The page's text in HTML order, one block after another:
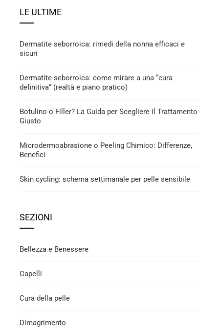
LE ULTIME
Dermatite seborroica: rimedi della nonna efficaci e
sicuri
Dermatite seborroica: come mirare a una “cura
definitiva” (realtà e piano pratico)
Botulino o Filler? La Guida per Scegliere il Trattamento
Giusto
Microdermoabrasione o Peeling Chimico: Differenze,
Benefici
Skin cycling: schema settimanale per pelle sensibile
SEZIONI
Bellezza e Benessere
Capelli
Cura della pelle
Dimagrimento